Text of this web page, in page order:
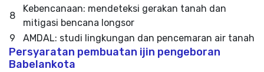
8
Kebencanaan: mendeteksi gerakan tanah dan
mitigasi bencana longsor
9
AMDAL: studi lingkungan dan pencemaran air tanah
Persyaratan pembuatan ijin pengeboran
Babelankota